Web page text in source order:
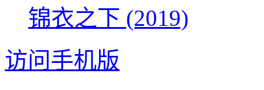
锦衣之下 (2019)
访问手机版